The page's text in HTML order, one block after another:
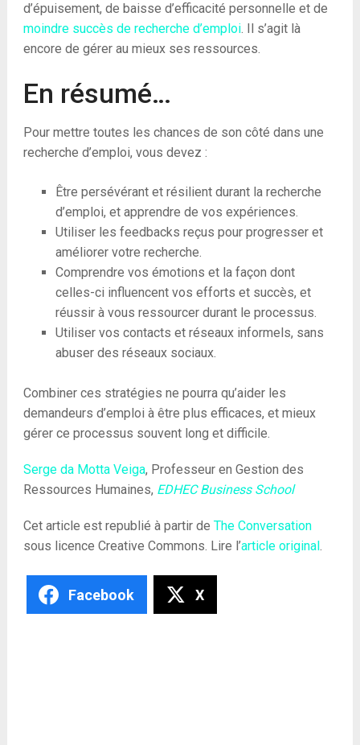
d’épuisement, de baisse d’efficacité personnelle et de
moindre succès de recherche d’emploi. Il s’agit là
encore de gérer au mieux ses ressources.
En résumé…
Pour mettre toutes les chances de son côté dans une
recherche d’emploi, vous devez :
Être persévérant et résilient durant la recherche
d’emploi, et apprendre de vos expériences.
Utiliser les feedbacks reçus pour progresser et
améliorer votre recherche.
Comprendre vos émotions et la façon dont
celles-ci influencent vos efforts et succès, et
réussir à vous ressourcer durant le processus.
Utiliser vos contacts et réseaux informels, sans
abuser des réseaux sociaux.
Combiner ces stratégies ne pourra qu’aider les
demandeurs d’emploi à être plus efficaces, et mieux
gérer ce processus souvent long et difficile.
Serge da Motta Veiga, Professeur en Gestion des
Ressources Humaines, EDHEC Business School
Cet article est republié à partir de The Conversation
sous licence Creative Commons. Lire l’article original.
Facebook X